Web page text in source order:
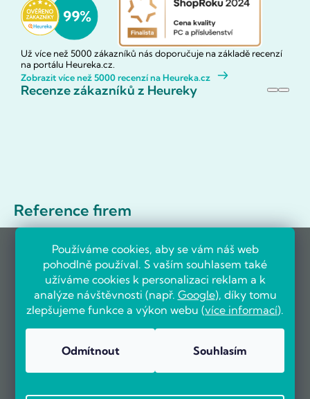
Používáme cookies, aby se vám náš web
pohodlně používal. S vaším souhlasem také
užíváme cookies k personalizaci reklam a k
analýze návštěvnosti (např. Google), díky tomu
zlepšujeme funkce a výkon webu (více informací).
Odmítnout Souhlasím
Už více než 5000 zákazníků nás doporučuje na základě recenzí
na portálu Heureka.cz.
Zobrazit více než 5000 recenzí na Heureka.cz
Recenze zákazníků z Heureky
Reference firem